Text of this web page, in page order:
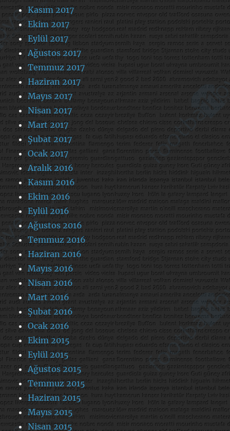
Kasım 2017
Ekim 2017
Eylül 2017
Ağustos 2017
Temmuz 2017
Haziran 2017
Mayıs 2017
Nisan 2017
Mart 2017
Şubat 2017
Ocak 2017
Aralık 2016
Kasım 2016
Ekim 2016
Eylül 2016
Ağustos 2016
Temmuz 2016
Haziran 2016
Mayıs 2016
Nisan 2016
Mart 2016
Şubat 2016
Ocak 2016
Ekim 2015
Eylül 2015
Ağustos 2015
Temmuz 2015
Haziran 2015
Mayıs 2015
Nisan 2015